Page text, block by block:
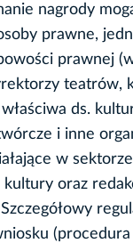
nagrody
prawne,
prawnej
teatrów,
ds.
i inne
w
oraz